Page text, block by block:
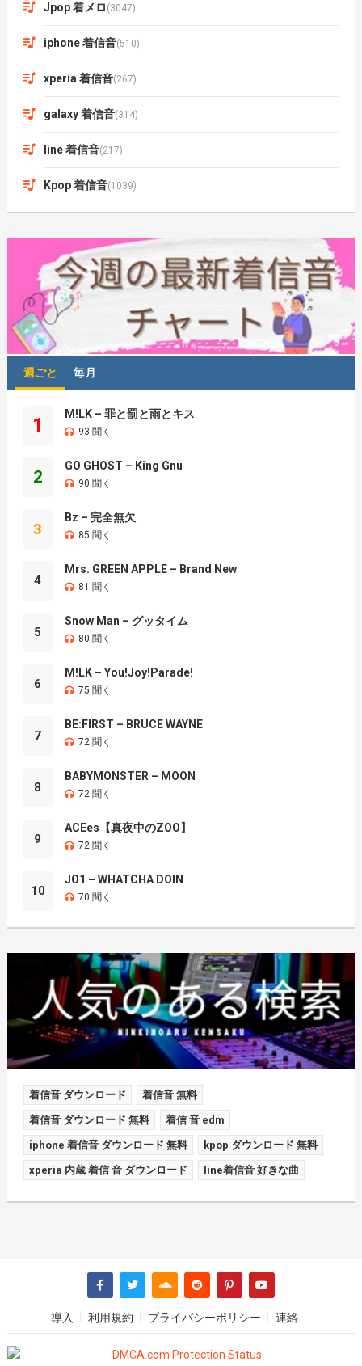
Jpop 着メロ (3047)
iphone 着信音(510)
xperia 着信音(267)
galaxy 着信音(314)
line 着信音(217)
Kpop 着信音(1039)
週ごと 毎月
1
M!LK – 罪と罰と雨とキス
93 聞く
2
GO GHOST – King Gnu
90 聞く
3
Bz – 完全無欠
85 聞く
4
Mrs. GREEN APPLE – Brand New
81 聞く
5
Snow Man – グッタイム
80 聞く
6
M!LK – You!Joy!Parade!
75 聞く
7
BE:FIRST – BRUCE WAYNE
72 聞く
8
BABYMONSTER – MOON
72 聞く
9
ACEes【真夜中のZOO】
72 聞く
10
JO1 – WHATCHA DOIN
70 聞く
着信音 ダウンロード 着信音 無料
着信音 ダウンロード 無料 着信 音 edm
iphone 着信音 ダウンロード 無料 kpop ダウンロード 無料
xperia 内蔵 着信 音 ダウンロード line着信音 好きな曲
導入 利用規約 プライバシーポリシー 連絡